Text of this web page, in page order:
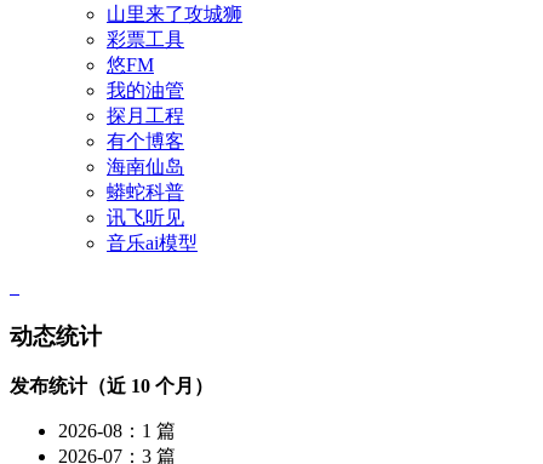
山里来了攻城狮
彩票工具
悠FM
我的油管
探月工程
有个博客
海南仙岛
蟒蛇科普
讯飞听见
音乐ai模型
动态统计
发布统计（近 10 个月）
2026-08：1 篇
2026-07：3 篇